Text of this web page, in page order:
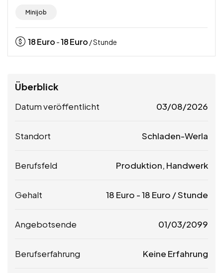
Minijob
18Euro -18Euro / Stunde
Überblick
Datum veröffentlicht 03/08/2026
Standort Schladen-Werla
Berufsfeld Produktion, Handwerk
Gehalt 18 Euro -18 Euro / Stunde
Angebotsende 01/03/2099
Berufserfahrung Keine Erfahrung